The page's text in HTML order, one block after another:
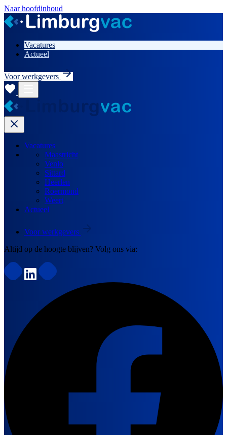
Naar hoofdinhoud
Vacatures
Actueel
Voor werkgevers
Vacatures
Maastricht
Venlo
Sittard
Heerlen
Roermond
Weert
Actueel
Voor werkgevers
Altijd op de hoogte blijven? Volg ons via: